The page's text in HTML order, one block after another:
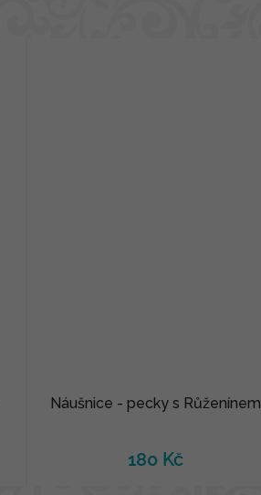
Náušnice - pecky s Růženínem
180 Kč